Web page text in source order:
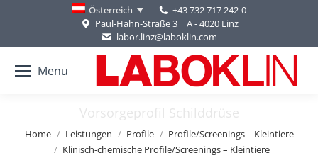
Österreich
+43 732 717 242-0
Paul-Hahn-Straße 3 | A - 4020 Linz
labor.linz@laboklin.com
Menu
Vorsorgeprofil Schilddrüse
You are here:
Home Leistungen Profile
Profile/Screenings – Kleintiere
Klinisch-chemische Profile/Screenings – Kleintiere